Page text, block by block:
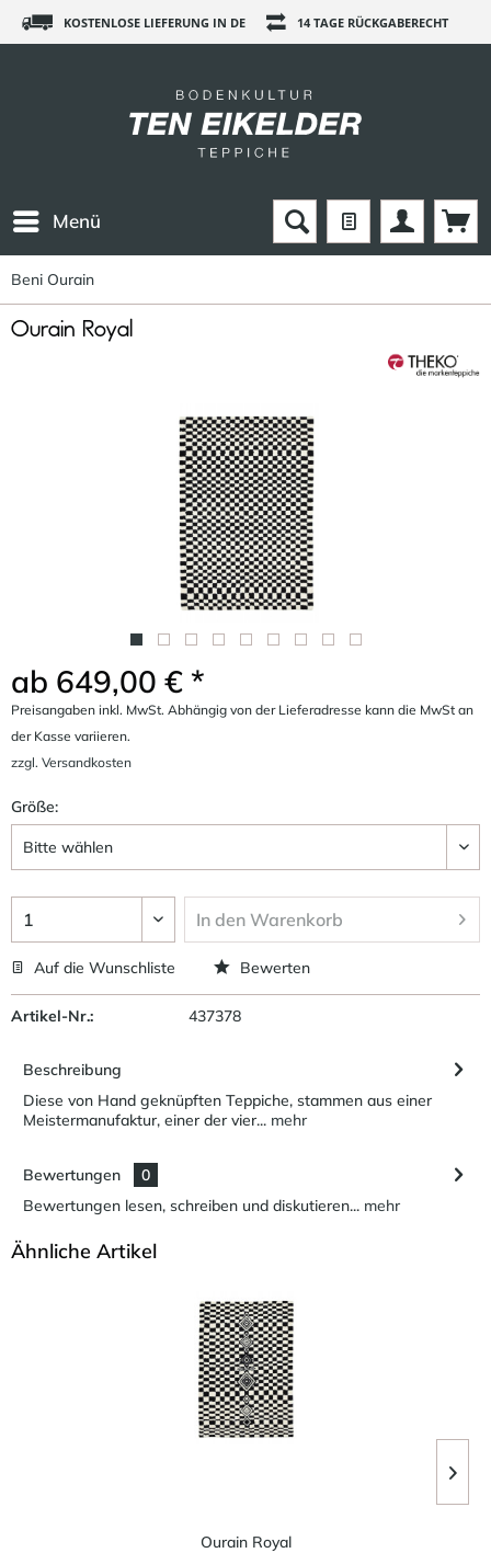
KOSTENLOSE LIEFERUNG IN DE 14 TAGE RÜCKGABERECHT
Menü
Beni Ourain
Ourain Royal
ab 649,00 € *
Preisangaben inkl. MwSt. Abhängig von der Lieferadresse kann die MwSt an
der Kasse variieren.
zzgl. Versandkosten
Größe:
In den Warenkorb
Auf die Wunschliste Bewerten
Artikel-Nr.: 437378
Beschreibung
Diese von Hand geknüpften Teppiche, stammen aus einer
Meistermanufaktur, einer der vier... mehr
Bewertungen
0
Bewertungen lesen, schreiben und diskutieren... mehr
Ähnliche Artikel
Ourain Royal